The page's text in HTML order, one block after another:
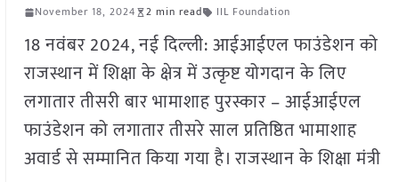
November 18, 2024 2 min read IIL Foundation
18 नवंबर 2024, नई दिल्ली: आईआईएल फाउंडेशन को
राजस्थान में शिक्षा के क्षेत्र में उत्कृष्ट योगदान के लिए
लगातार तीसरी बार भामाशाह पुरस्कार – आईआईएल
फाउंडेशन को लगातार तीसरे साल प्रतिष्ठित भामाशाह
अवार्ड से सम्मानित किया गया है। राजस्थान के शिक्षा मंत्री